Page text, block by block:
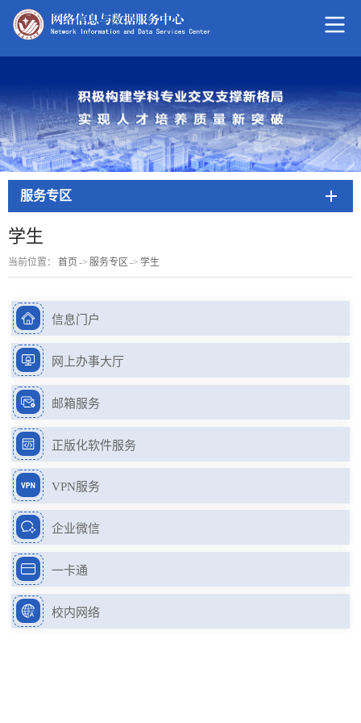
服务专区
学生
当前位置： 首页 -> 服务专区 -> 学生
信息门户
网上办事大厅
邮箱服务
正版化软件服务
VPN服务
企业微信
一卡通
校内网络